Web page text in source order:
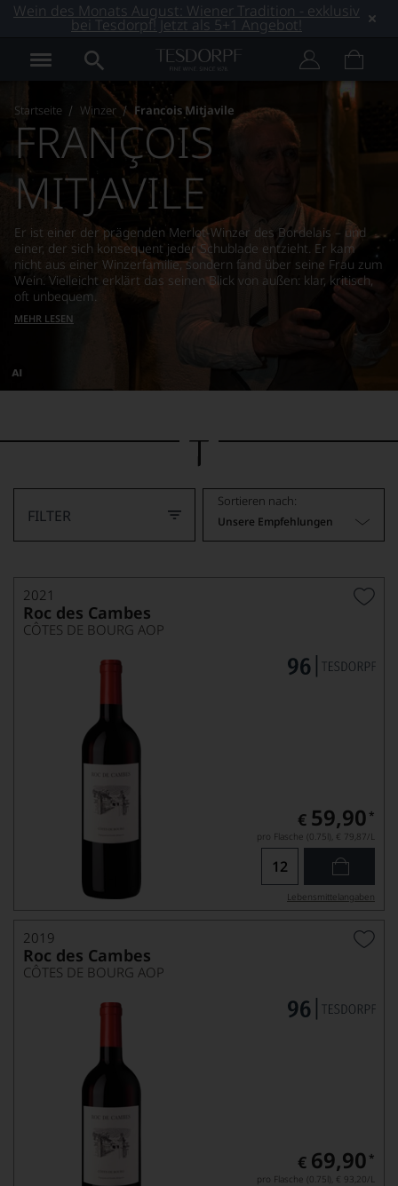
Wein des Monats August: Wiener Tradition - exklusiv
bei Tesdorpf! Jetzt als 5+1 Angebot!
Startseite Winzer Francois Mitjavile
Dieses
von
FRANÇOIS
MITJAVILE
Er ist einer der prägenden Merlot-Winzer des Bordelais – und
einer, der sich konsequent jeder Schublade entzieht. Er kam
nicht aus einer Winzerfamilie, sondern fand über seine Frau zum
Wein. Vielleicht erklärt das seinen Blick von außen: klar, kritisch,
oft unbequem.
MEHR LESEN
FILTER
Sortieren nach:
Unsere Empfehlungen
2021
Roc des Cambes
CÔTES DE BOURG AOP
€ 59,90 *
pro Flasche (0.75l), € 79,87/L
Lebensmittel­angaben
2019
Roc des Cambes
CÔTES DE BOURG AOP
€ 69,90 *
pro Flasche (0.75l), € 93,20/L